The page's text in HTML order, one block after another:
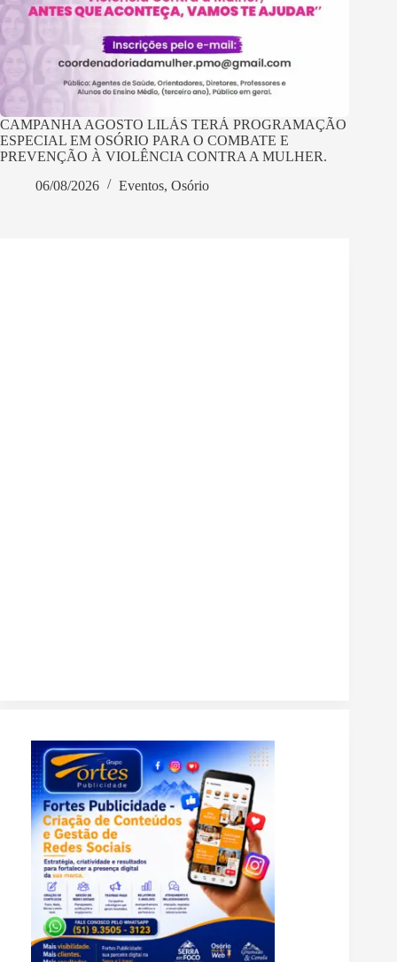
CAMPANHA AGOSTO LILÁS TERÁ PROGRAMAÇÃO
ESPECIAL EM OSÓRIO PARA O COMBATE E
PREVENÇÃO À VIOLÊNCIA CONTRA A MULHER.
06/08/2026
Eventos, Osório